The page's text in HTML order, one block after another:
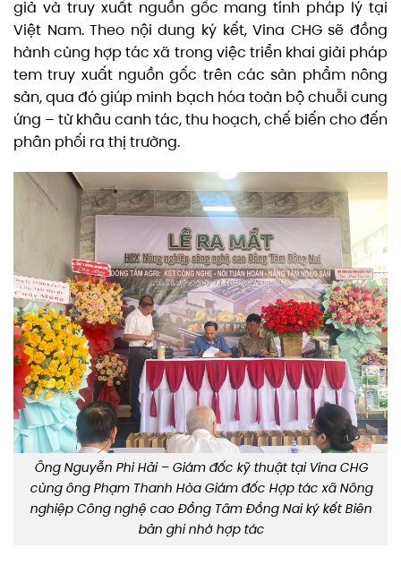
giả và truy xuất nguồn gốc mang tính pháp lý tại
Việt Nam. Theo nội dung ký kết, Vina CHG sẽ đồng
hành cùng hợp tác xã trong việc triển khai giải pháp
tem truy xuất nguồn gốc trên các sản phẩm nông
sản, qua đó giúp minh bạch hóa toàn bộ chuỗi cung
ứng – từ khâu canh tác, thu hoạch, chế biến cho đến
phân phối ra thị trường.
Ông Nguyễn Phi Hải – Giám đốc kỹ thuật tại Vina CHG
cùng ông Phạm Thanh Hòa Giám đốc Hợp tác xã Nông
nghiệp Công nghệ cao Đồng Tâm Đồng Nai ký kết Biên
bản ghi nhớ hợp tác